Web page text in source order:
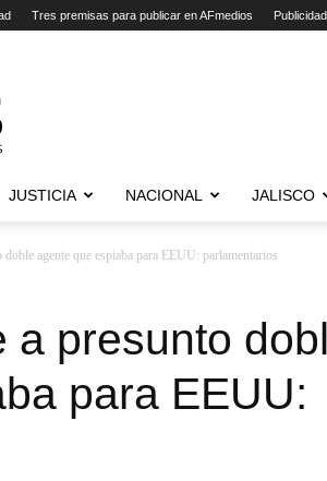
Tres premisas para publicar en AFmedios Publicidad
JUSTICIA NACIONAL JALISCO
agente que espiaba para EEUU: parlamentarios
a presunto
para EEUU: